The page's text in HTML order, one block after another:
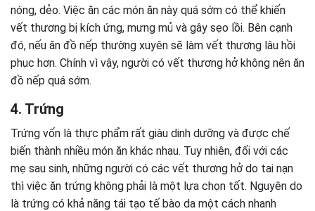
nóng, dẻo. Việc ăn các món ăn này quá sớm có thể khiến
vết thương bị kích ứng, mưng mủ và gây sẹo lồi. Bên cạnh
đó, nếu ăn đồ nếp thường xuyên sẽ làm vết thương lâu hồi
phục hơn. Chính vì vậy, người có vết thương hở không nên ăn
đồ nếp quá sớm.
4. Trứng
Trứng vốn là thực phẩm rất giàu dinh dưỡng và được chế
biến thành nhiều món ăn khác nhau. Tuy nhiên, đối với các
mẹ sau sinh, những người có các vết thương hở do tai nạn
thì việc ăn trứng không phải là một lựa chọn tốt. Nguyên do
là trứng có khả năng tái tạo tế bào da một cách nhanh